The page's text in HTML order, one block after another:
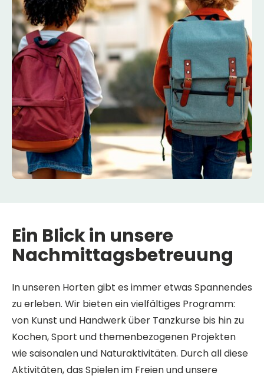
Ein Blickin unsere
Nachmittagsbetreuung
In unseren Horten gibt es immer etwas Spannendes
zu erleben. Wir bieten ein vielfältiges Programm:
von Kunst und Handwerk über Tanzkurse bis hin zu
Kochen, Sport und themenbezogenen Projekten
wie saisonalen und Naturaktivitäten. Durch all diese
Aktivitäten, das Spielen im Freien und unsere